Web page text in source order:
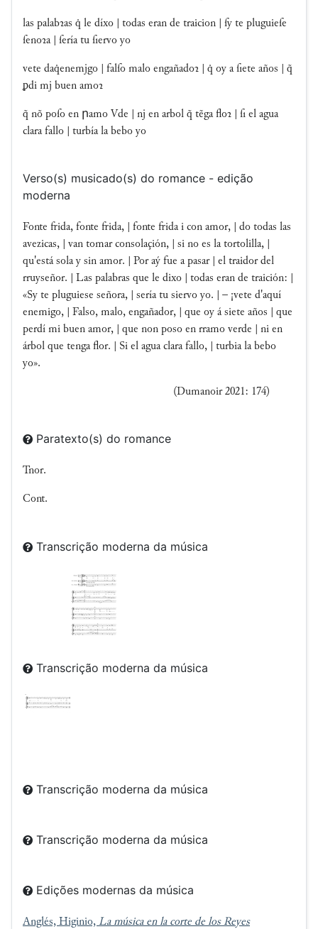
las palabꝛas q̇ le díxo | todas eran de traicion | ſy te pluguieſe
ſenoꝛa | ſería tu ſiervo yo
vete daq̇enemjgo | falſo malo engañadoꝛ | q̇ oy a ſiete años | q̃
ᵱdi mj buen amoꝛ
q̃ nõ poſo en րamo Vde | nj en arbol q̃ tẽga floꝛ | ſi el agua
clara fallo | turbía la bebo yo
Verso(s) musicado(s) do romance - edição
moderna
Fonte frida, fonte frida, | fonte frida i con amor, | do todas las
avezicas, | van tomar consolaçión, | si no es la tortolilla, |
qu'está sola y sin amor. | Por aý fue a pasar | el traidor del
rruyseñor. | Las palabras que le dixo | todas eran de traición: |
«Sy te pluguiese señora, | sería tu siervo yo. | – ¡vete d'aquí
enemigo, | Falso, malo, engañador, | que oy á siete años | que
perdí mi buen amor, | que non poso en rramo verde | ni en
árbol que tenga flor. | Si el agua clara fallo, | turbia la bebo
yo».
(Dumanoir 2021: 174)
Paratexto(s) do romance
Tnor.
Cont.
Transcrição moderna da música
Transcrição moderna da música
Transcrição moderna da música
Transcrição moderna da música
Edições modernas da música
Anglés, Higinio, La música en la corte de los Reyes